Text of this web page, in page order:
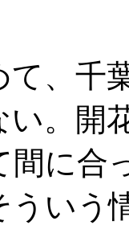
て、千
い。開
間に合
ういう